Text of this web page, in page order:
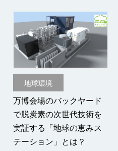
地球環境
万博会場のバックヤード
で脱炭素の次世代技術を
実証する「地球の恵みス
テーション」とは？